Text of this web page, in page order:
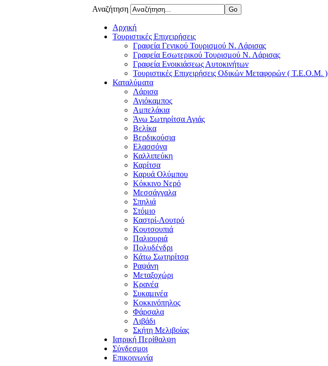
Αναζήτηση
Αρχική
Τουριστικές Επιχειρήσεις
Γραφεία Γενικού Τουρισμού Ν. Λάρισας
Γραφεία Εσωτερικού Τουρισμού Ν. Λάρισας
Γραφεία Ενοικιάσεως Αυτοκινήτων
Τουριστικές Επιχειρήσεις Οδικών Μεταφορών ( Τ.Ε.Ο.Μ. )
Καταλύματα
Λάρισα
Αγιόκαμπος
Αμπελάκια
Άνω Σωτηρίτσα Αγιάς
Βελίκα
Βερδικούσια
Ελασσόνα
Καλλιπεύκη
Καρίτσα
Καρυά Ολύμπου
Κόκκινο Νερό
Μεσσάγγαλα
Σπηλιά
Στόμιο
Καστρί-Λουτρό
Κουτσουπιά
Παλιουριά
Πολυδένδρι
Κάτω Σωτηρίτσα
Ραψάνη
Μεταξοχώρι
Κρανέα
Συκαμινέα
Κοκκινόπηλος
Φάρσαλα
Λιβάδι
Σκήτη Μελιβοίας
Ιατρική Περίθαλψη
Σύνδεσμοι
Επικοινωνία